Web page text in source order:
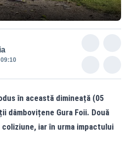
în această dimineață (05
dâmbovițene Gura Foii. Două
iar în urma impactului